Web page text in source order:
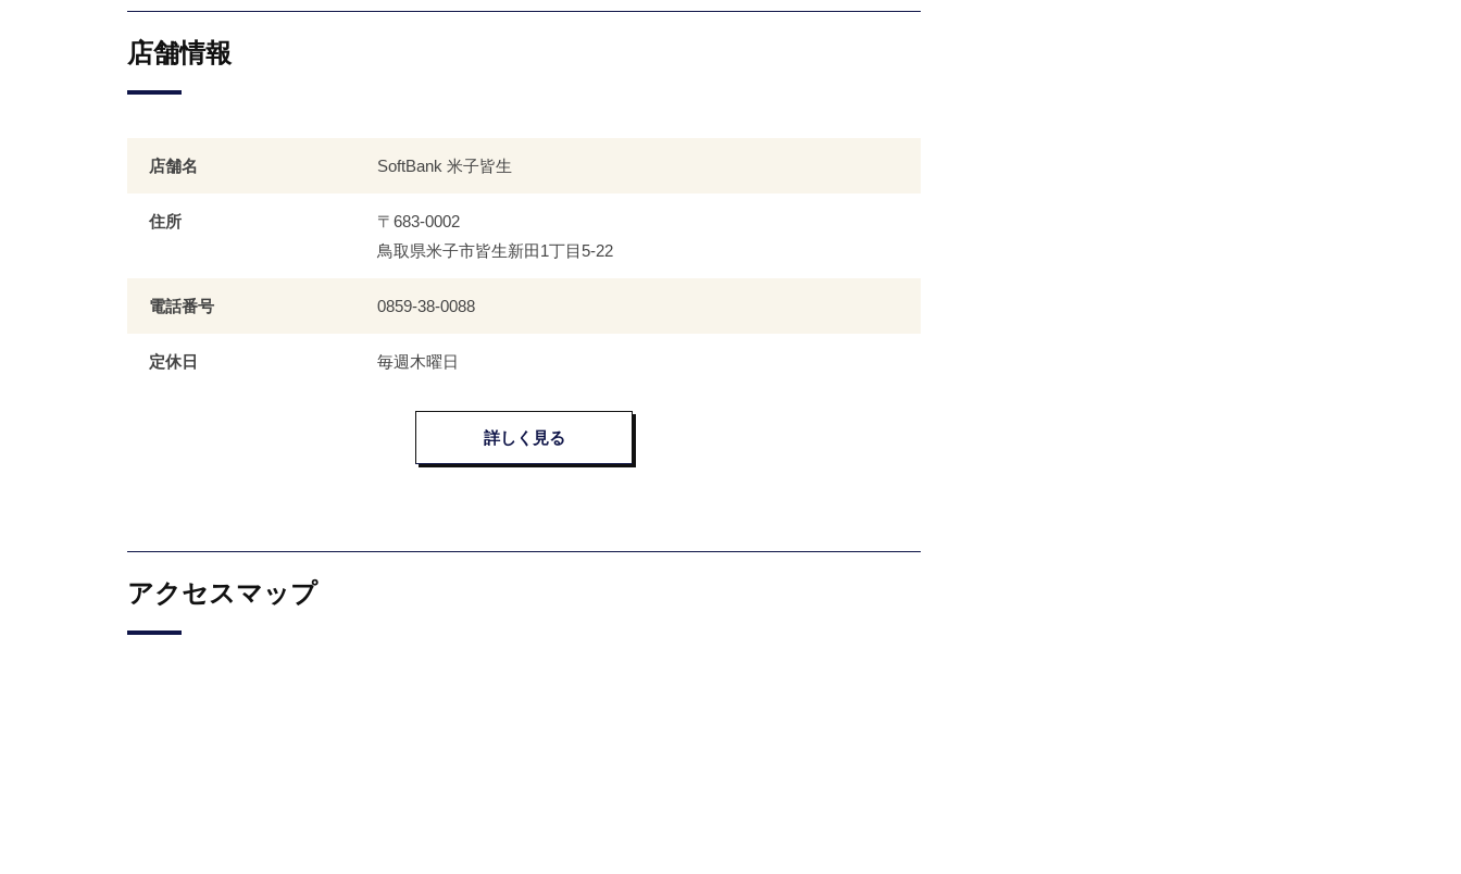
店舗情報
店舗名 SoftBank 米子皆生
住所
〒683-0002
鳥取県米子市皆生新田1丁目5-22
電話番号 0859-38-0088
定休日 毎週木曜日
詳しく見る
アクセスマップ